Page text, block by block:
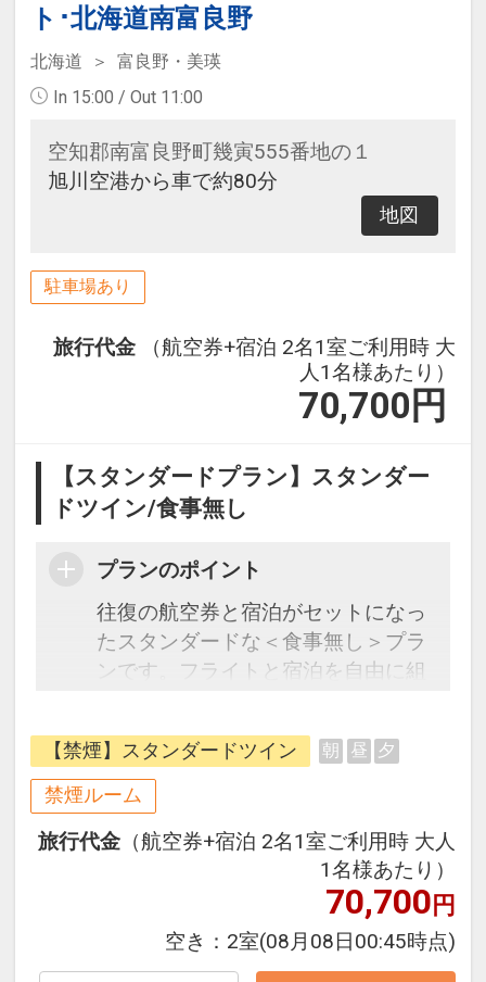
ト･北海道南富良野
北海道
富良野・美瑛
In 15:00 / Out 11:00
空知郡南富良野町幾寅555番地の１
旭川空港から車で約80分
地図
駐車場あり
旅行代金
（航空券+宿泊 2名1室ご利用時 大
人1名様あたり）
70,700 円
【スタンダードプラン】スタンダー
ドツイン/食事無し
プランのポイント
往復の航空券と宿泊がセットになっ
たスタンダードな＜食事無し＞プラ
ンです。フライトと宿泊を自由に組
ージだから、一都市滞在はもちろん
周遊旅行にも最適！
旅行期間中の1泊だけの宿泊や延
泊・飛び泊なども自由自在です。
フライトは、安心のJAL（または
JALグループ）確約！フライトマイ
オプションでレンタカーや現地交
【禁煙】スタンダードツイン 朝 昼 夕
禁煙ルーム
旅行代金 （航空券+宿泊 2名1室ご利用時 大人
1名様あたり）
70,700円
空き： 2室(08月08日00:45時点)